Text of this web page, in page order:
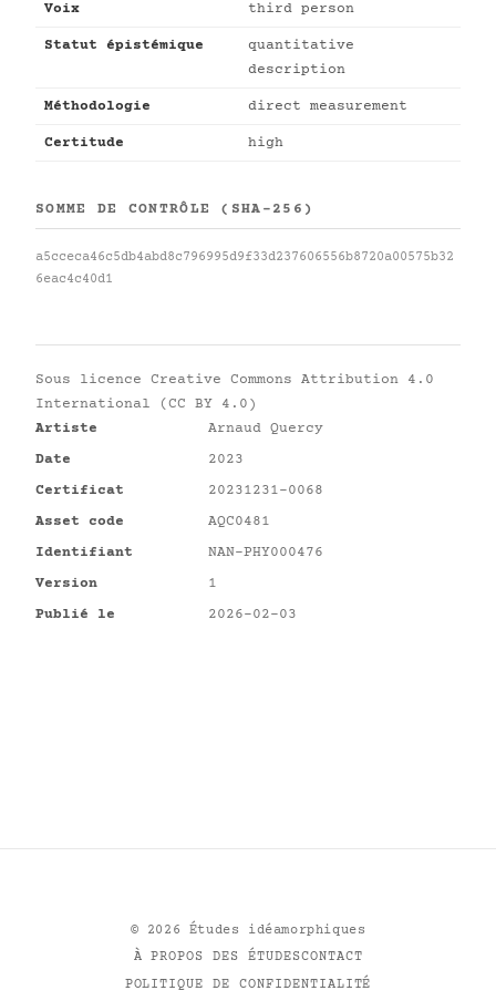
Voix third person
Statut épistémique
quantitative
description
Méthodologie direct measurement
Certitude high
SOMME DE CONTRÔLE (SHA-256)
a5cceca46c5db4abd8c796995d9f33d237606556b8720a00575b32
6eac4c40d1
Sous licence Creative Commons Attribution 4.0
International (CC BY 4.0)
Artiste
Arnaud Quercy
Date
2023
Certificat
20231231-0068
Asset code
AQC0481
Identifiant
NAN-PHY000476
Version
1
Publié le
2026-02-03
© 2026 Études idéamorphiques
À PROPOS DES ÉTUDESCONTACT
POLITIQUE DE CONFIDENTIALITÉ